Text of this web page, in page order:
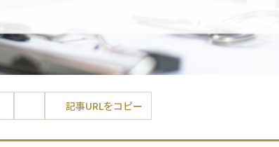
記事URLをコピー